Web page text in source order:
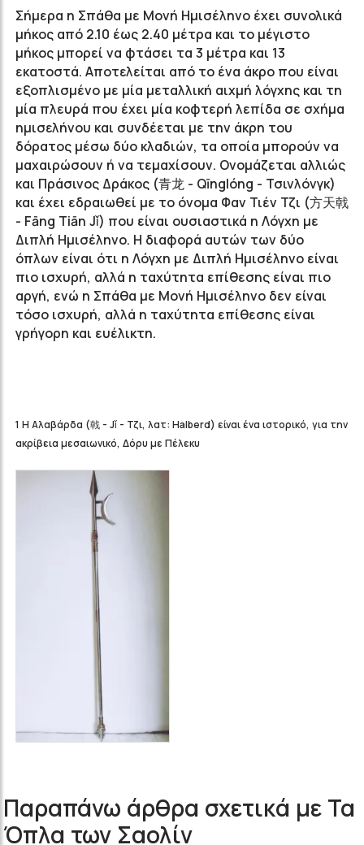
Σήμερα η Σπάθα με Μονή Ημισέληνο έχει συνολικά
μήκος από 2.10 έως 2.40 μέτρα και το μέγιστο
μήκος μπορεί να φτάσει τα 3 μέτρα και 13
εκατοστά. Αποτελείται από το ένα άκρο που είναι
εξοπλισμένο με μία μεταλλική αιχμή λόγχης και τη
μία πλευρά που έχει μία κοφτερή λεπίδα σε σχήμα
ημισελήνου και συνδέεται με την άκρη του
δόρατος μέσω δύο κλαδιών, τα οποία μπορούν να
μαχαιρώσουν ή να τεμαχίσουν. Ονομάζεται αλλιώς
και Πράσινος Δράκος (青龙 - Qīnglóng - Τσινλόνγκ)
και έχει εδραιωθεί με το όνομα Φαν Τιέν Τζι (方天戟
- Fāng Tiān Jǐ) που είναι ουσιαστικά η Λόγχη με
Διπλή Ημισέληνο. Η διαφορά αυτών των δύο
όπλων είναι ότι η Λόγχη με Διπλή Ημισέληνο είναι
πιο ισχυρή, αλλά η ταχύτητα επίθεσης είναι πιο
αργή, ενώ η Σπάθα με Μονή Ημισέληνο δεν είναι
τόσο ισχυρή, αλλά η ταχύτητα επίθεσης είναι
γρήγορη και ευέλικτη.
1 Η Αλαβάρδα (戟 - Jǐ - Τζι, λατ: Halberd) είναι ένα ιστορικό, για την
ακρίβεια μεσαιωνικό, Δόρυ με Πέλεκυ
Παραπάνω άρθρα σχετικά με Τα
Όπλα των Σαολίν